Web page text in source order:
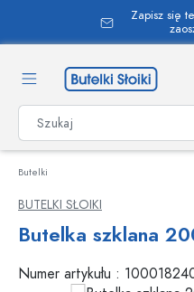
zawartości
Zapisz się
Butelki
BUTELKI SŁOIKI
Butelka szklana
Numer artykułu :